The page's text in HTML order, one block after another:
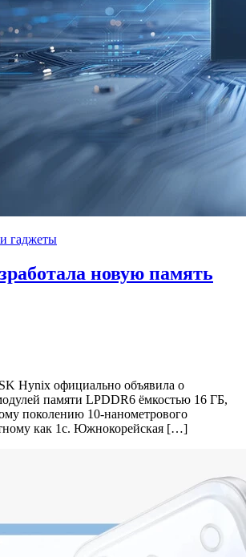
гаджеты
новую память
Hynix официально объявила о
памяти LPDDR6 ёмкостью 16 ГБ,
поколению 10-нанометрового
как 1c. Южнокорейская […]